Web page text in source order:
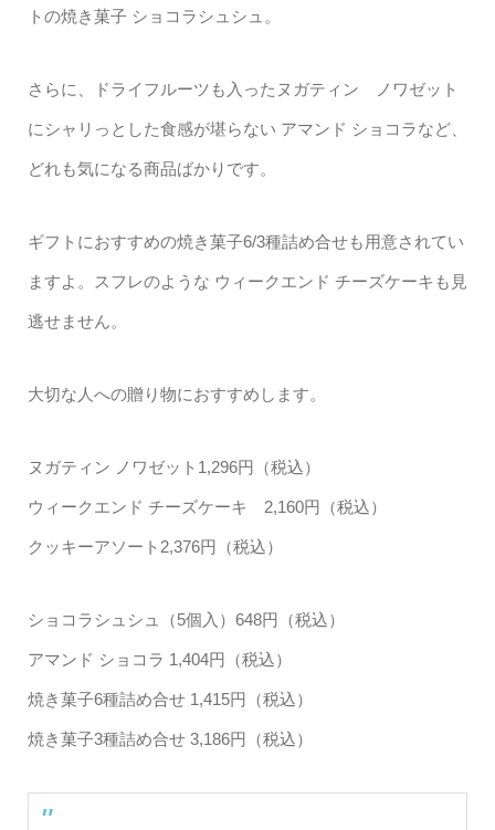
トの焼き菓子 ショコラシュシュ。
さらに、ドライフルーツも入ったヌガティン ノワゼット
にシャリっとした食感が堪らない アマンド ショコラなど、
どれも気になる商品ばかりです。
ギフトにおすすめの焼き菓子6/3種詰め合せも用意されてい
ますよ。スフレのような ウィークエンド チーズケーキも見
逃せません。
大切な人への贈り物におすすめします。
ヌガティン ノワゼット1,296円（税込）
ウィークエンド チーズケーキ 2,160円（税込）
クッキーアソート2,376円（税込）
ショコラシュシュ（5個入）648円（税込）
アマンド ショコラ 1,404円（税込）
焼き菓子6種詰め合せ 1,415円（税込）
焼き菓子3種詰め合せ 3,186円（税込）